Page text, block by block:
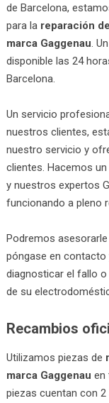
de Barcelona,
para la reparación
marca Gaggenau .
disponible las 24
Barcelona.
Un servicio
nuestros clientes,
nuestro servicio y
clientes. Hacemos
y nuestros expertos
funcionando a pleno
Podremos
póngase en contacto
diagnosticar el fallo
de su
Recambios
Utilizamos piezas de
marca Gaggenau en
piezas cuentan con